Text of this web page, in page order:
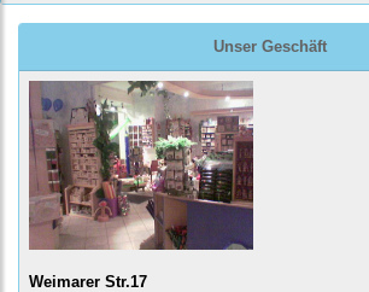
Unser Geschäft
Weimarer Str.17